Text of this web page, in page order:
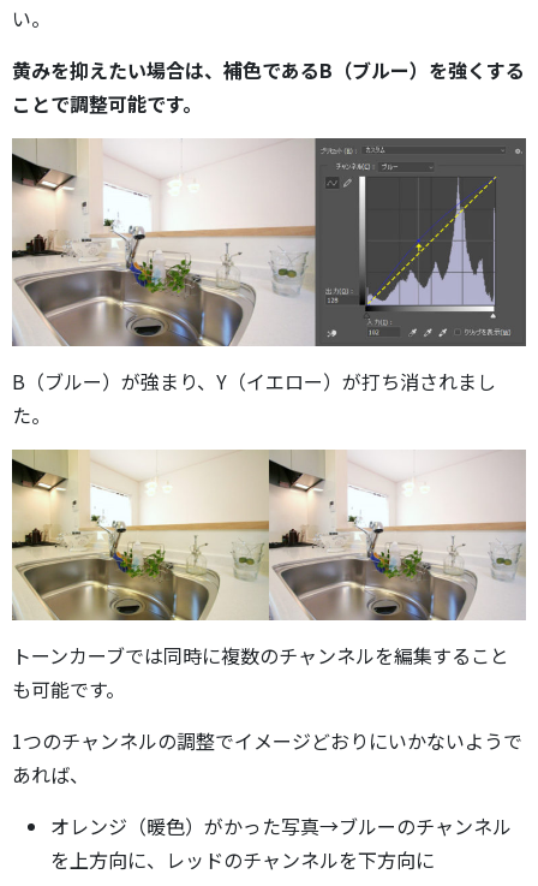
い。
黄みを抑えたい場合は、補色であるB（ブルー）を強くする
ことで調整可能です。
B（ブルー）が強まり、Y（イエロー）が打ち消されまし
た。
トーンカーブでは同時に複数のチャンネルを編集すること
も可能です。
1つのチャンネルの調整でイメージどおりにいかないようで
あれば、
オレンジ（暖色）がかった写真→ブルーのチャンネル
を上方向に、レッドのチャンネルを下方向に